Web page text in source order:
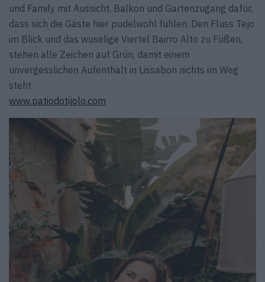
und Family mit Aussicht, Balkon und Gartenzugang dafür,
dass sich die Gäste hier pudelwohl fühlen. Den Fluss Tejo
im Blick und das wuselige Viertel Bairro Alto zu Füßen,
stehen alle Zeichen auf Grün, damit einem
unvergesslichen Aufenthalt in Lissabon nichts im Weg
steht.
www.patiodotijolo.com